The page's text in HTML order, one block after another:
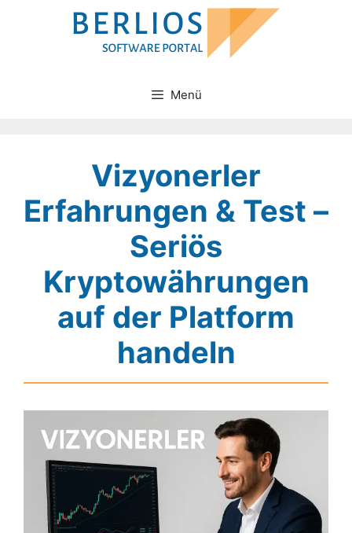
Menü
Vizyonerler
Erfahrungen & Test –
Seriös
Kryptowährungen
auf der Platform
handeln